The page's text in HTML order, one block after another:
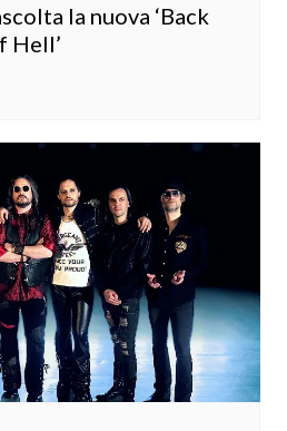
la nuova ‘Back
Hell’